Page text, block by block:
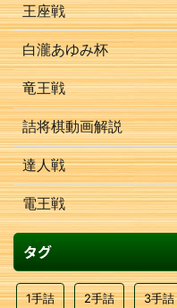
王座戦
白瀧あゆみ杯
竜王戦
詰将棋動画解説
達人戦
電王戦
タグ
1手詰 2手詰 3手詰